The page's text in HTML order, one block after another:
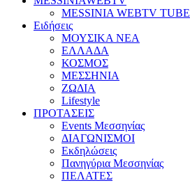
MESSINIA WEBTV TUBE
Eιδήσεις
ΜΟΥΣΙΚΑ ΝΕΑ
ΕΛΛΑΔΑ
ΚΟΣΜΟΣ
ΜΕΣΣΗΝΙΑ
ΖΩΔΙΑ
Lifestyle
ΠΡΟΤΑΣΕΙΣ
Events Μεσσηνίας
ΔΙΑΓΩΝΙΣΜΟΙ
Εκδηλώσεις
Πανηγύρια Μεσσηνίας
ΠΕΛΑΤΕΣ